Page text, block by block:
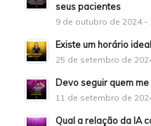
seus pacientes
9 de outubro de 2024 -
Existe um horário
25 de setembro de
Devo seguir quem me
11 de setembro de
Qual a relação da IA